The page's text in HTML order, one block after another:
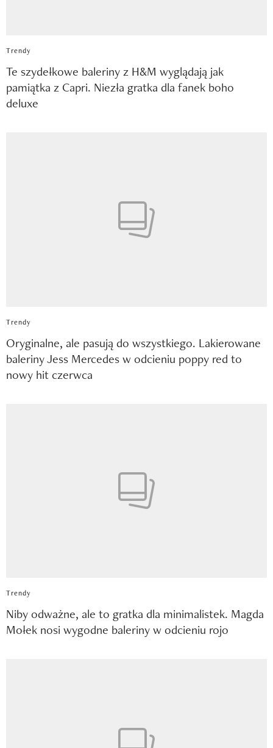
Trendy
Te szydełkowe baleriny z H&M wyglądają jak
pamiątka z Capri. Niezła gratka dla fanek boho
deluxe
Trendy
Oryginalne, ale pasują do wszystkiego. Lakierowane
baleriny Jess Mercedes w odcieniu poppy red to
nowy hit czerwca
Trendy
Niby odważne, ale to gratka dla minimalistek. Magda
Mołek nosi wygodne baleriny w odcieniu rojo